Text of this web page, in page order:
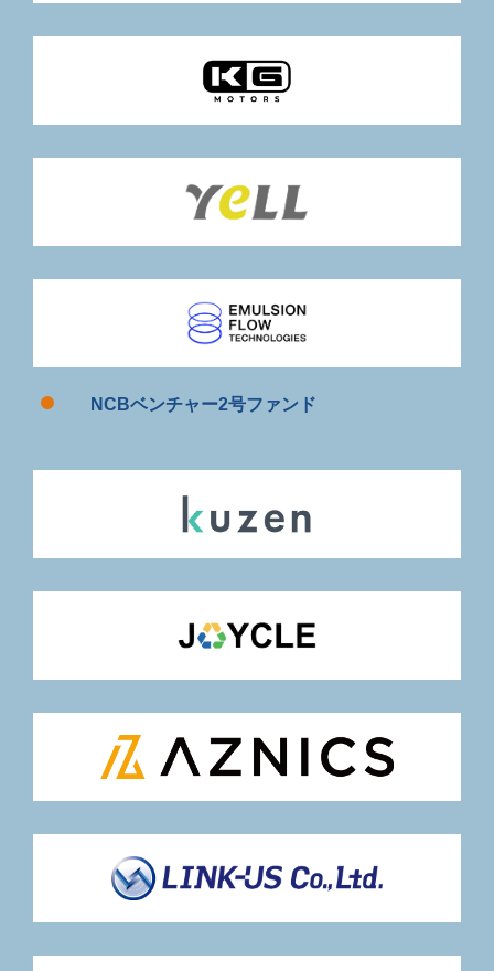
NCBベンチャー2号ファンド